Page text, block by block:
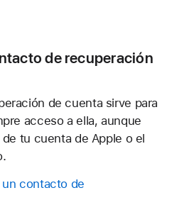
de recuperación
de cuenta sirve para
acceso a ella, aunque
tu cuenta de Apple o el
contacto de